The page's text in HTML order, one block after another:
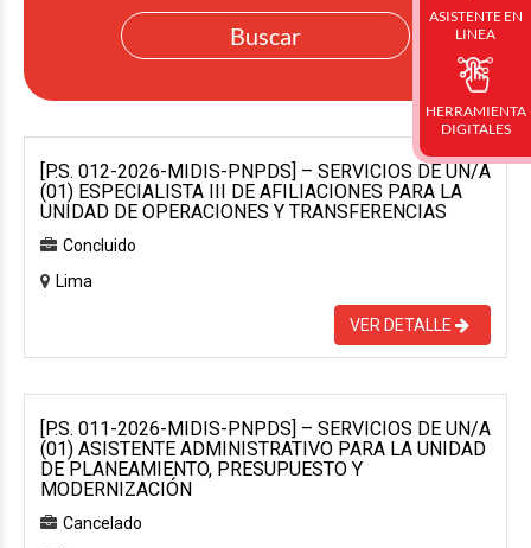
[P.S. 012-2026-MIDIS-PNPDS] – SERVICIOS DE UN/A
(01) ESPECIALISTA III DE AFILIACIONES PARA LA
UNIDAD DE OPERACIONES Y TRANSFERENCIAS
Concluido
Lima
VER DETALLE
[P.S. 011-2026-MIDIS-PNPDS] – SERVICIOS DE UN/A
(01) ASISTENTE ADMINISTRATIVO PARA LA UNIDAD
DE PLANEAMIENTO, PRESUPUESTO Y
MODERNIZACIÓN
Cancelado
ASISTENTE EN
LINEA
HERRAMIENTA
DIGITALES